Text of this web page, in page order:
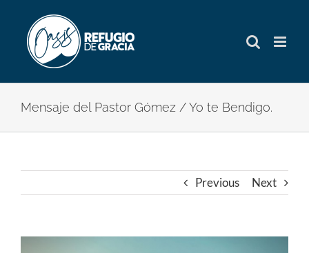
content
Mensaje del Pastor Gómez / Yo te Bendigo.
Previous Next